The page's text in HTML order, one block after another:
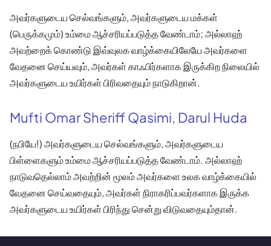
அவர்களுடைய செல்வங்களும், அவர்களுடைய மக்கள்
(பெருக்கமும்) உம்மை ஆச்சரியப்படுத்த வேண்டாம்; அல்லாஹ்
அவற்றைக் கொண்டு இவ்வுலக வாழ்க்கையிலேயே அவர்களை
வேதனை செய்யவும், அவர்கள் காஃபிர்களாக இருக்கிற நிலையில்
அவர்களுடைய உயிர்கள் பிரிவதையும் நாடுகிறான்.
Mufti Omar Sheriff Qasimi, Darul Huda
(நபியே!) அவர்களுடைய செல்வங்களும், அவர்களுடைய
பிள்ளைகளும் உம்மை ஆச்சரியப்படுத்த வேண்டாம். அல்லாஹ்
நாடுவதெல்லாம் அவற்றின் மூலம் அவர்களை உலக வாழ்க்கையில்
வேதனை செய்வதையும், அவர்கள் நிராகரிப்பவர்களாக இருக்க
அவர்களுடைய உயிர்கள் பிரிந்து சென்று விடுவதையும்தான்.